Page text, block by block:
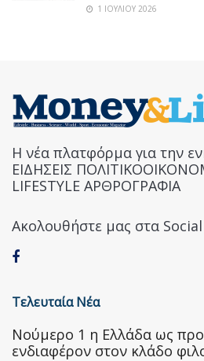
1 ΙΟΥΛΊΟΥ 2026
Η νέα πλατφόρμα για την
ΕΙΔΗΣΕΙΣ
LIFESTYLE ΑΡΘΡΟΓΡΑΦΙΑ
Ακολουθήστε μας στα
Τελευταία Νέα
Nούμερο 1 η Ελλάδα ως
ενδιαφέρον στον κλάδο